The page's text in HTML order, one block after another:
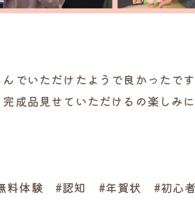
でいただけたようで良かったで
成品見せていただけるの楽しみ
料体験 #認知 #年賀状 #初心